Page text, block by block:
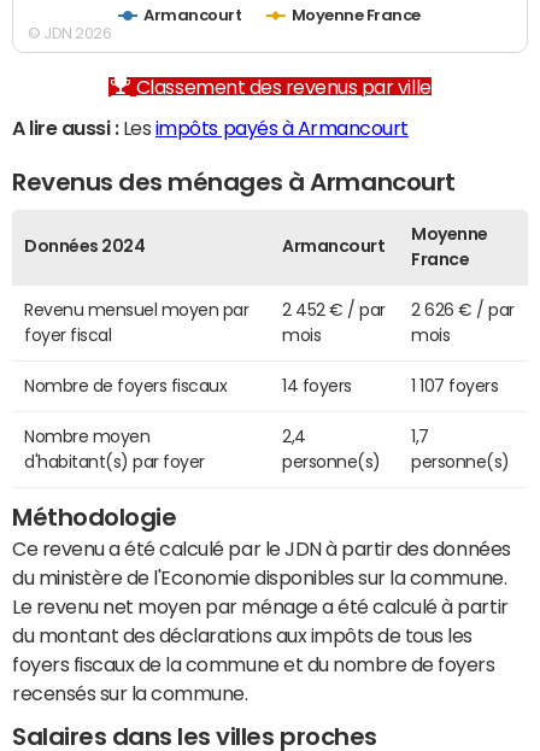
Armancourt Moyenne France
© JDN 2026
Classement des revenus par ville
A lire aussi :Les impôts payés à Armancourt
Revenus des ménages à Armancourt
Données 2024 Armancourt
Moyenne
France
Revenu mensuel moyen par
foyer fiscal
2 452 € / par
mois
2 626 € / par
mois
Nombre de foyers fiscaux 14 foyers 1 107 foyers
Nombre moyen
d'habitant(s) par foyer
2,4
personne(s)
1,7
personne(s)
Méthodologie
Ce revenu a été calculé par le JDN à partir des données
du ministère de l'Economie disponibles sur la commune.
Le revenu net moyen par ménage a été calculé à partir
du montant des déclarations aux impôts de tous les
foyers fiscaux de la commune et du nombre de foyers
recensés sur la commune.
Salaires dans les villes proches